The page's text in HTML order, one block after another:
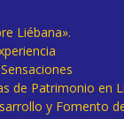
Liébana».
de Patrimonio en
y Fomento